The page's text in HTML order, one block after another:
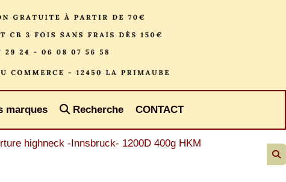
marques Recherche CONTACT
highneck -Innsbruck- 1200D 400g HKM